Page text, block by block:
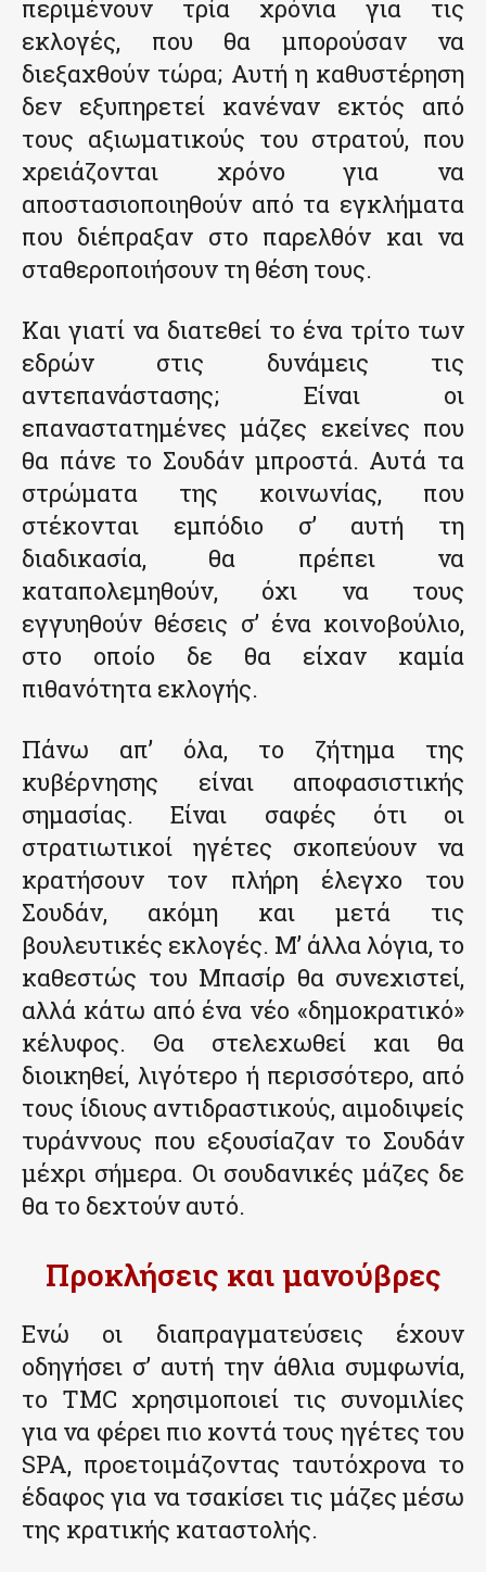
περιμένουν τρία χρόνια για τις
εκλογές, που θα μπορούσαν να
διεξαχθούν τώρα; Αυτή η καθυστέρηση
δεν εξυπηρετεί κανέναν εκτός από
τους αξιωματικούς του στρατού, που
χρειάζονται χρόνο για να
αποστασιοποιηθούν από τα εγκλήματα
που διέπραξαν στο παρελθόν και να
σταθεροποιήσουν τη θέση τους.
Και γιατί να διατεθεί το ένα τρίτο των
εδρών στις δυνάμεις τις
αντεπανάστασης; Είναι οι
επαναστατημένες μάζες εκείνες που
θα πάνε το Σουδάν μπροστά. Αυτά τα
στρώματα της κοινωνίας, που
στέκονται εμπόδιο σ’ αυτή τη
διαδικασία, θα πρέπει να
καταπολεμηθούν, όχι να τους
εγγυηθούν θέσεις σ’ ένα κοινοβούλιο,
στο οποίο δε θα είχαν καμία
πιθανότητα εκλογής.
Πάνω απ’ όλα, το ζήτημα της
κυβέρνησης είναι αποφασιστικής
σημασίας. Είναι σαφές ότι οι
στρατιωτικοί ηγέτες σκοπεύουν να
κρατήσουν τον πλήρη έλεγχο του
Σουδάν, ακόμη και μετά τις
βουλευτικές εκλογές. Μ’ άλλα λόγια, το
καθεστώς του Μπασίρ θα συνεχιστεί,
αλλά κάτω από ένα νέο «δημοκρατικό»
κέλυφος. Θα στελεχωθεί και θα
διοικηθεί, λιγότερο ή περισσότερο, από
τους ίδιους αντιδραστικούς, αιμοδιψείς
τυράννους που εξουσίαζαν το Σουδάν
μέχρι σήμερα. Οι σουδανικές μάζες δε
θα το δεχτούν αυτό.
Προκλήσεις και μανούβρες
Ενώ οι διαπραγματεύσεις έχουν
οδηγήσει σ’ αυτή την άθλια συμφωνία,
το TMC χρησιμοποιεί τις συνομιλίες
για να φέρει πιο κοντά τους ηγέτες του
SPA, προετοιμάζοντας ταυτόχρονα το
έδαφος για να τσακίσει τις μάζες μέσω
της κρατικής καταστολής.